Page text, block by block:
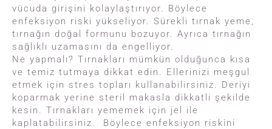
vücuda girişini kolaylaştırıyor. Böylece
enfeksiyon riski yükseliyor. Sürekli tırnak yeme,
tırnağın doğal formunu bozuyor. Ayrıca tırnağın
sağlıklı uzamasını da engelliyor.
Ne yapmalı? Tırnakları mümkün olduğunca kısa
ve temiz tutmaya dikkat edin. Ellerinizi meşgul
etmek için stres topları kullanabilirsiniz. Deriyi
koparmak yerine steril makasla dikkatli şekilde
kesin. Tırnakları yememek için jel ile
kaplatabilirsiniz. Böylece enfeksiyon riskini